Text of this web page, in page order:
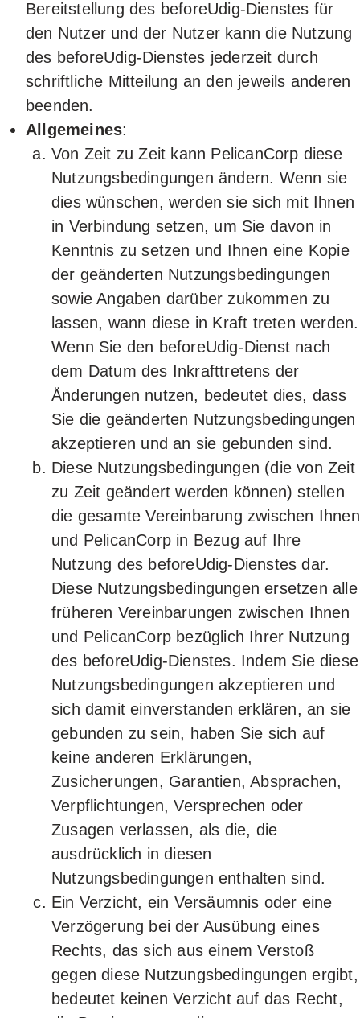
Bereitstellung des beforeUdig-Dienstes für
den Nutzer und der Nutzer kann die Nutzung
des beforeUdig-Dienstes jederzeit durch
schriftliche Mitteilung an den jeweils anderen
beenden.
Allgemeines:
Von Zeit zu Zeit kann PelicanCorp diese
Nutzungsbedingungen ändern. Wenn sie
dies wünschen, werden sie sich mit Ihnen
in Verbindung setzen, um Sie davon in
Kenntnis zu setzen und Ihnen eine Kopie
der geänderten Nutzungsbedingungen
sowie Angaben darüber zukommen zu
lassen, wann diese in Kraft treten werden.
Wenn Sie den beforeUdig-Dienst nach
dem Datum des Inkrafttretens der
Änderungen nutzen, bedeutet dies, dass
Sie die geänderten Nutzungsbedingungen
akzeptieren und an sie gebunden sind.
Diese Nutzungsbedingungen (die von Zeit
zu Zeit geändert werden können) stellen
die gesamte Vereinbarung zwischen Ihnen
und PelicanCorp in Bezug auf Ihre
Nutzung des beforeUdig-Dienstes dar.
Diese Nutzungsbedingungen ersetzen alle
früheren Vereinbarungen zwischen Ihnen
und PelicanCorp bezüglich Ihrer Nutzung
des beforeUdig-Dienstes. Indem Sie diese
Nutzungsbedingungen akzeptieren und
sich damit einverstanden erklären, an sie
gebunden zu sein, haben Sie sich auf
keine anderen Erklärungen,
Zusicherungen, Garantien, Absprachen,
Verpflichtungen, Versprechen oder
Zusagen verlassen, als die, die
ausdrücklich in diesen
Nutzungsbedingungen enthalten sind.
Ein Verzicht, ein Versäumnis oder eine
Verzögerung bei der Ausübung eines
Rechts, das sich aus einem Verstoß
gegen diese Nutzungsbedingungen ergibt,
bedeutet keinen Verzicht auf das Recht,